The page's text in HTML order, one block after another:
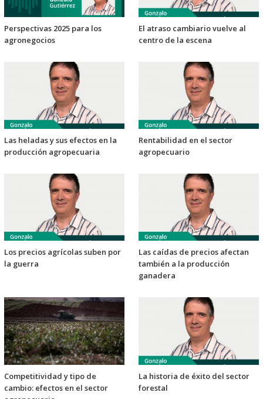
Perspectivas 2025 para los
agronegocios
El atraso cambiario vuelve al
centro de la escena
Las heladas y sus efectos en la
producción agropecuaria
Rentabilidad en el sector
agropecuario
Los precios agrícolas suben por
la guerra
Las caídas de precios afectan
también a la producción
ganadera
Competitividad y tipo de
cambio: efectos en el sector
La historia de éxito del sector
forestal